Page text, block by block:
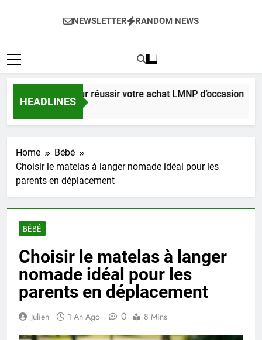
NEWSLETTER RANDOM NEWS
HEADLINES
complet pour réussir votre achat LMNP d’occasion
Ago
Home
Bébé
Choisir le matelas à langer nomade idéal pour les
parents en déplacement
BÉBÉ
Choisir le matelas à langer
nomade idéal pour les
parents en déplacement
Julien 1 An Ago 0 8 Mins